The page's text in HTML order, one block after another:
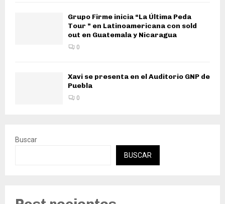
Grupo Firme inicia “La Última Peda
Tour ” en Latinoamericana con sold
out en Guatemala y Nicaragua
0
Xavi se presenta en el Auditorio GNP de
Puebla
0
Buscar
BUSCAR